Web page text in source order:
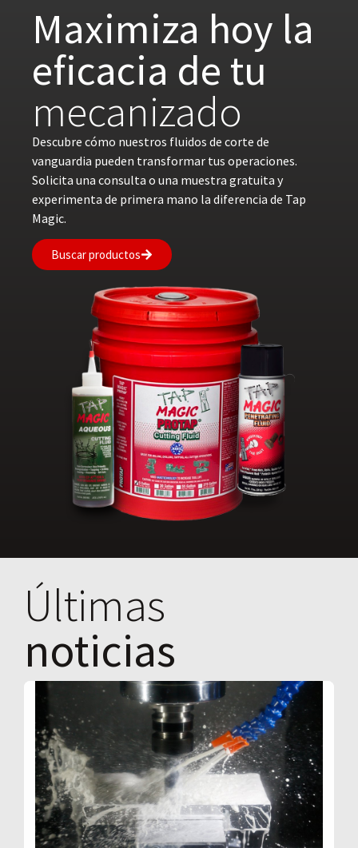
Maximiza hoy la
eficacia de tu
mecanizado
Descubre cómo nuestros fluidos de corte de
vanguardia pueden transformar tus operaciones.
Solicita una consulta o una muestra gratuita y
experimenta de primera mano la diferencia de Tap
Magic.
Buscar productos
Últimas
noticias